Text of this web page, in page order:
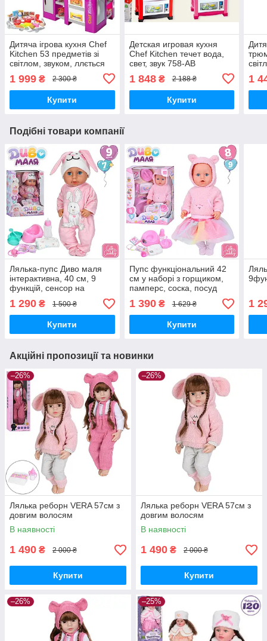
Дитяча ігрова кухня Chef
Kitchen 53 предметів зі
світлом, звуком, ллється
1 999 ₴ 2 300 ₴
Купити
Детская игровая кухня
Chef Kitchen течет вода,
свет, звук 758-АВ
1 848₴ 2 188 ₴
Купити
1
Подібні товари компанії
Лялька-пупс Диво маля
інтерактивна, 40 см, 9
функцій, сенсор на
обличчі, п'є, ходить на
горщик, аксесуари
1 290 ₴ 1 500 ₴
Купити
Пупс функціональний 42
см у наборі з горщиком,
памперс, соска, посуд
1 390₴ 1 629 ₴
Купити
1
Акційні пропозиції та новинки
–26%
Лялька реборн VERA 57см з
довгим волосям
В наявності
1 490 ₴ 2 000 ₴
Купити
–26%
Лялька реборн VERA 57см з
довгим волосям
В наявності
1 490 ₴ 2 000 ₴
Купити
–26% –25%